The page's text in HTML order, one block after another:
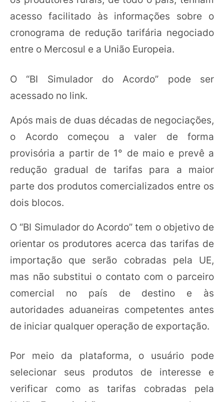
acesso facilitado às informações sobre o
cronograma de redução tarifária negociado
entre o Mercosul e a União Europeia.
O “BI Simulador do Acordo” pode ser
acessado no link.
Após mais de duas décadas de negociações,
o Acordo começou a valer de forma
provisória a partir de 1° de maio e prevê a
redução gradual de tarifas para a maior
parte dos produtos comercializados entre os
dois blocos.
O “BI Simulador do Acordo” tem o objetivo de
orientar os produtores acerca das tarifas de
importação que serão cobradas pela UE,
mas não substitui o contato com o parceiro
comercial no país de destino e às
autoridades aduaneiras competentes antes
de iniciar qualquer operação de exportação.
Por meio da plataforma, o usuário pode
selecionar seus produtos de interesse e
verificar como as tarifas cobradas pela